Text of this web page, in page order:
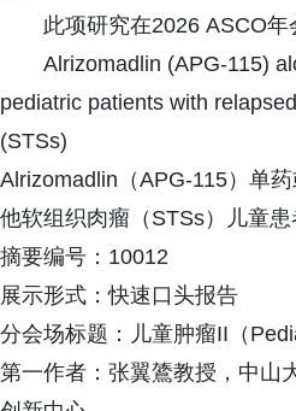
此项研究在2026 ASCO
Alrizomadlin (APG-115)
pediatric patients with
(STSs)
Alrizomadlin（APG-115）单
他软组织肉瘤（STSs）儿童患
摘要编号：10012
展示形式：快速口头报告
分会场标题：儿童肿瘤II（
第一作者：张翼鷟教授，中山